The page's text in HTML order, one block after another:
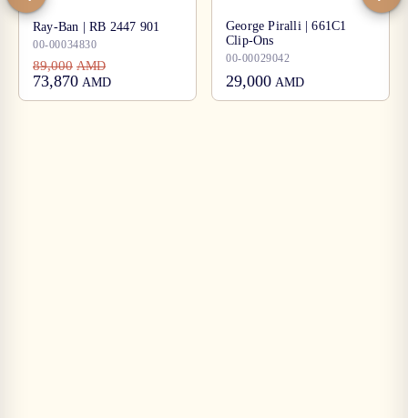
Ray-Ban | RB 2447 901
00-00034830
89,000 AMD
73,870 AMD
George Piralli | 661C1
Clip-Ons
00-00029042
29,000 AMD